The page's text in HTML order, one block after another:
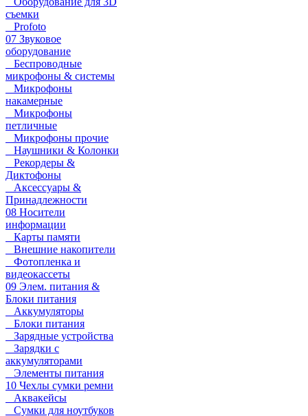
съемки
Profoto
07 Звуковое
оборудование
Беспроводные
микрофоны & системы
Микрофоны
накамерные
Микрофоны
петличные
Микрофоны прочие
Наушники & Колонки
Рекордеры &
Диктофоны
Аксессуары &
Принадлежности
08 Носители
информации
Карты памяти
Внешние накопители
Фотопленка и
видеокассеты
09 Элем. питания &
Блоки питания
Аккумуляторы
Блоки питания
Зарядные устройства
Зарядки с
аккумуляторами
Элементы питания
10 Чехлы сумки ремни
Аквакейсы
Сумки для ноутбуков